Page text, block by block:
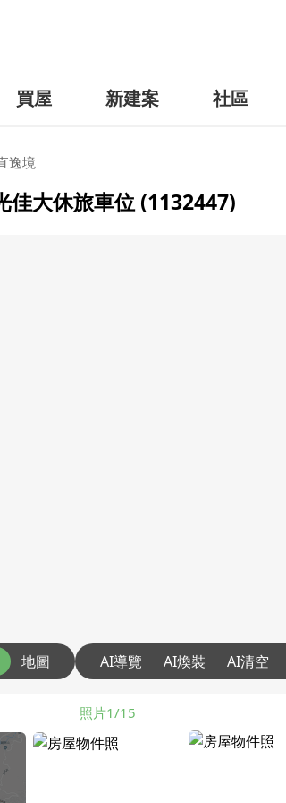
買屋 新建案 社區
逸境
佳大休旅車位 (1132447)
地圖 AI導覽 AI煥裝 AI清空
照片1/15